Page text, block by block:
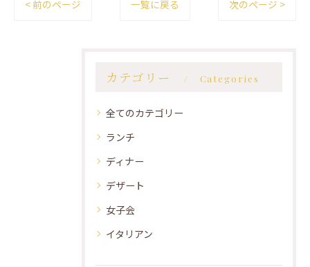
< 前のページ 一覧に戻る 次のページ >
カテゴリー Categories
全てのカテゴリー
ランチ
ディナー
デザート
女子会
イタリアン